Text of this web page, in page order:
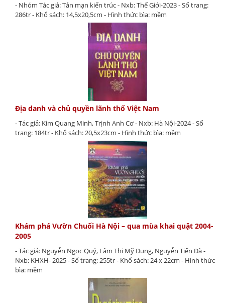
- Nhóm Tác giả: Tản mạn kiến trúc - Nxb: Thế Giới-2023 - Số trang:
286tr - Khổ sách: 14,5x20,5cm - Hình thức bìa: mềm
Địa danh và chủ quyền lãnh thổ Việt Nam
- Tác giả: Kim Quang Minh, Trịnh Anh Cơ - Nxb: Hà Nội-2024 - Số
trang: 184tr - Khổ sách: 20,5x23cm - Hình thức bìa: mềm
Khám phá Vườn Chuối Hà Nội – qua mùa khai quật 2004-
2005
- Tác giả: Nguyễn Ngọc Quý, Lâm Thị Mỹ Dung, Nguyễn Tiến Đà -
Nxb: KHXH- 2025 - Số trang: 255tr - Khổ sách: 24 x 22cm - Hình thức
bìa: mềm